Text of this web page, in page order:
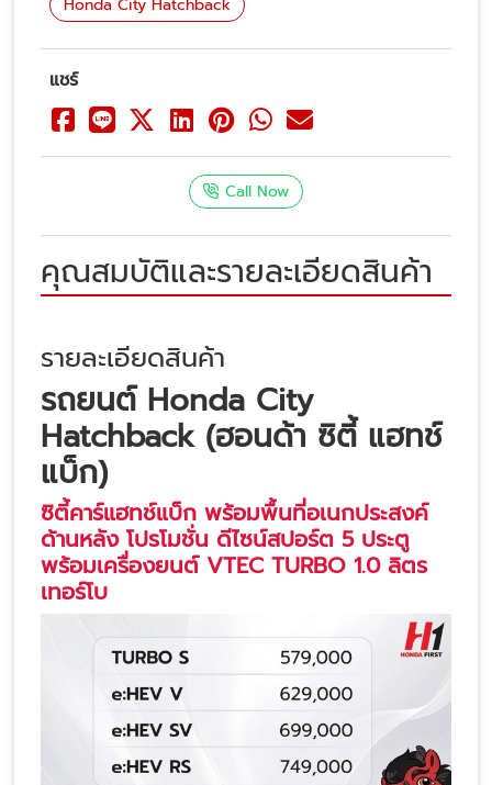
Honda City Hatchback
แชร์
Call Now
คุณสมบัติและรายละเอียดสินค้า
รายละเอียดสินค้า
รถยนต์ Honda City
Hatchback (ฮอนด้า ซิตี้ แฮทช์
แบ็ก)
ซิตี้คาร์แฮทช์แบ็ก พร้อมพื้นที่อเนกประสงค์
ด้านหลัง โปรโมชั่น ดีไซน์สปอร์ต 5 ประตู
พร้อมเครื่องยนต์ VTEC TURBO 1.0 ลิตร
เทอร์โบ